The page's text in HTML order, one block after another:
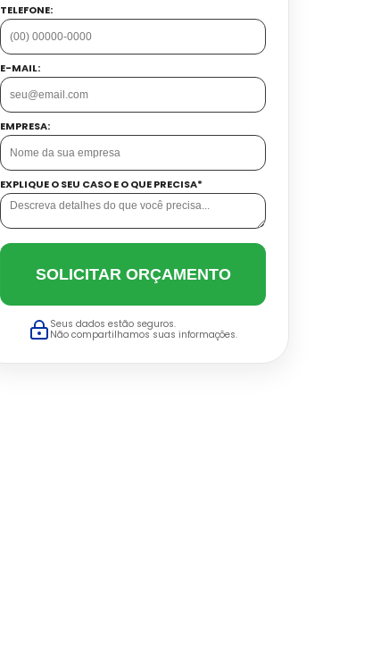
TELEFONE:
E-MAIL:
EMPRESA:
EXPLIQUE O SEU CASO E O QUE PRECISA*
SOLICITAR ORÇAMENTO
Seus dados estão seguros.
Não compartilhamos suas informações.